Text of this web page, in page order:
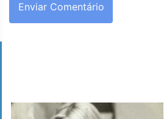
Enviar Comentário